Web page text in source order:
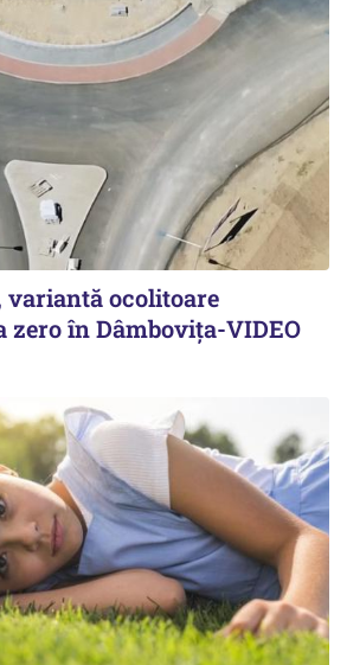
variantă ocolitoare
zero în Dâmbovița-VIDEO